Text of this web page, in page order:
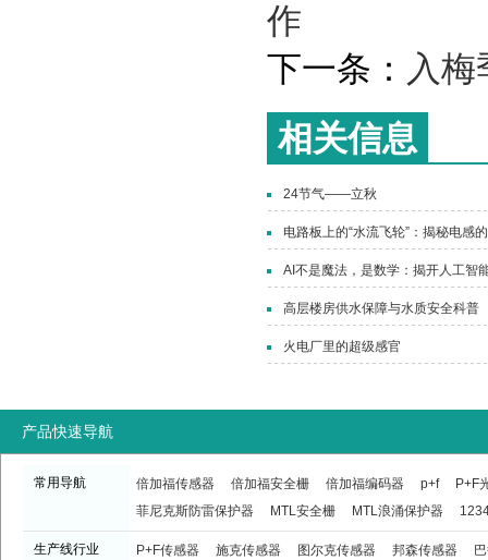
作
下一条： 入
相关信息
24节气——立秋
电路板上的“水流飞轮”：揭秘电感
AI不是魔法，是数学：揭开人工智
高层楼房供水保障与水质安全科普
火电厂里的超级感官
产品快速导航
常用导航 倍加福传感器 倍加福安全栅 倍加福编码器 p+f
P+F
菲尼克斯防雷保护器
MTL安全栅 MTL浪涌保护器
生产线行业 P+F传感器 施克传感器 图尔克传感器 邦森传感器